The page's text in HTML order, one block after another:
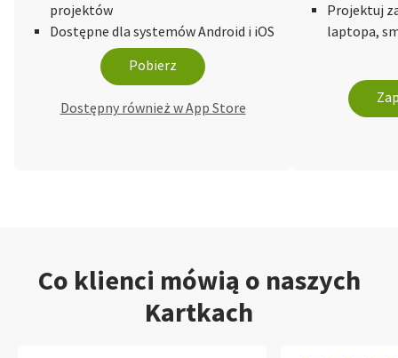
projektów
Dostępne dla systemów Android i iOS
Pobierz
Dostępny również w App Store
Projektuj
laptopa,
Co klienci mówią o naszych
Kartkach